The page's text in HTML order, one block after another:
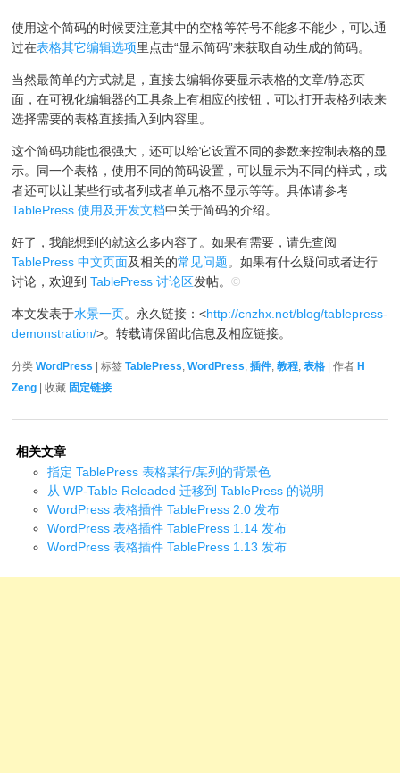
使用这个简码的时候要注意其中的空格等符号不能多不能少，可以通
过在表格其它编辑选项里点击“显示简码”来获取自动生成的简码。
当然最简单的方式就是，直接去编辑你要显示表格的文章/静态页
面，在可视化编辑器的工具条上有相应的按钮，可以打开表格列表来
选择需要的表格直接插入到内容里。
这个简码功能也很强大，还可以给它设置不同的参数来控制表格的显
示。同一个表格，使用不同的简码设置，可以显示为不同的样式，或
者还可以让某些行或者列或者单元格不显示等等。具体请参考
TablePress 使用及开发文档中关于简码的介绍。
好了，我能想到的就这么多内容了。如果有需要，请先查阅
TablePress 中文页面及相关的常见问题。如果有什么疑问或者进行
讨论，欢迎到TablePress 讨论区发帖。©
本文发表于水景一页。永久链接：<http://cnzhx.net/blog/tablepress-
demonstration/>。转载请保留此信息及相应链接。
分类WordPress | 标签TablePress,WordPress,插件,教程,表格 | 作者 H
Zeng | 收藏 固定链接
相关文章
指定 TablePress 表格某行/某列的背景色
从 WP-Table Reloaded 迁移到 TablePress 的说明
WordPress 表格插件 TablePress 2.0 发布
WordPress 表格插件 TablePress 1.14 发布
WordPress 表格插件 TablePress 1.13 发布